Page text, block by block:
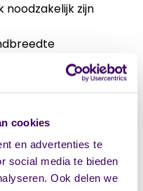
cookies
en advertenties te
social media te bieden
Ook delen we
noodzakelijk zijn
valt, inclusief
is het
wat de functie
historisch gezien